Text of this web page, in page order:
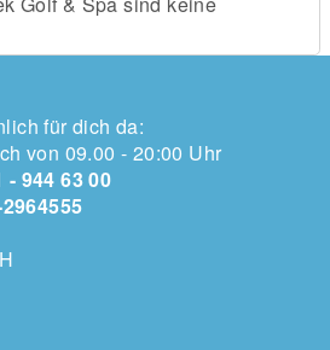
für dich da:
von 09.00 - 20:00 Uhr
- 944 63 00